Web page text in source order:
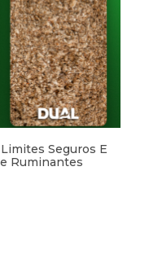
Seguros E
Ruminantes